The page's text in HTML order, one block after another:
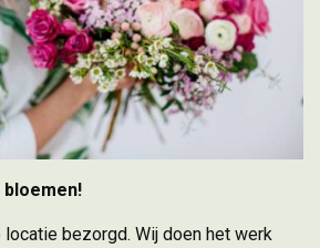
bezorgd. Wij doen het werk